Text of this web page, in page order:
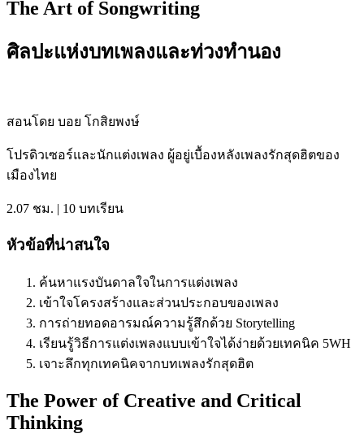
The Art of Songwriting
ศิลปะแห่งบทเพลงและท่วงทำนอง
สอนโดย บอย โกสิยพงษ์
โปรดิวเซอร์และนักแต่งเพลง ผู้อยู่เบื้องหลังเพลงรักสุดฮิตของ
เมืองไทย
2.07 ชม. | 10 บทเรียน
หัวข้อที่น่าสนใจ
ค้นหาแรงบันดาลใจในการแต่งเพลง
เข้าใจโครงสร้างและส่วนประกอบของเพลง
การถ่ายทอดอารมณ์ความรู้สึกด้วย Storytelling
เรียนรู้วิธีการแต่งเพลงแบบเข้าใจได้ง่ายด้วยเทคนิค 5WH
เจาะลึกทุกเทคนิคจากบทเพลงรักสุดฮิต
The Power of Creative and Critical
Thinking